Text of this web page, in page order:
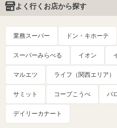
よく行くお店から探す
業務スーパー ドン・キホーテ
スーパーみらべる イオン
マルエツ ライフ（関西エリア）
サミット コープこうべ バ
デイリーカナート